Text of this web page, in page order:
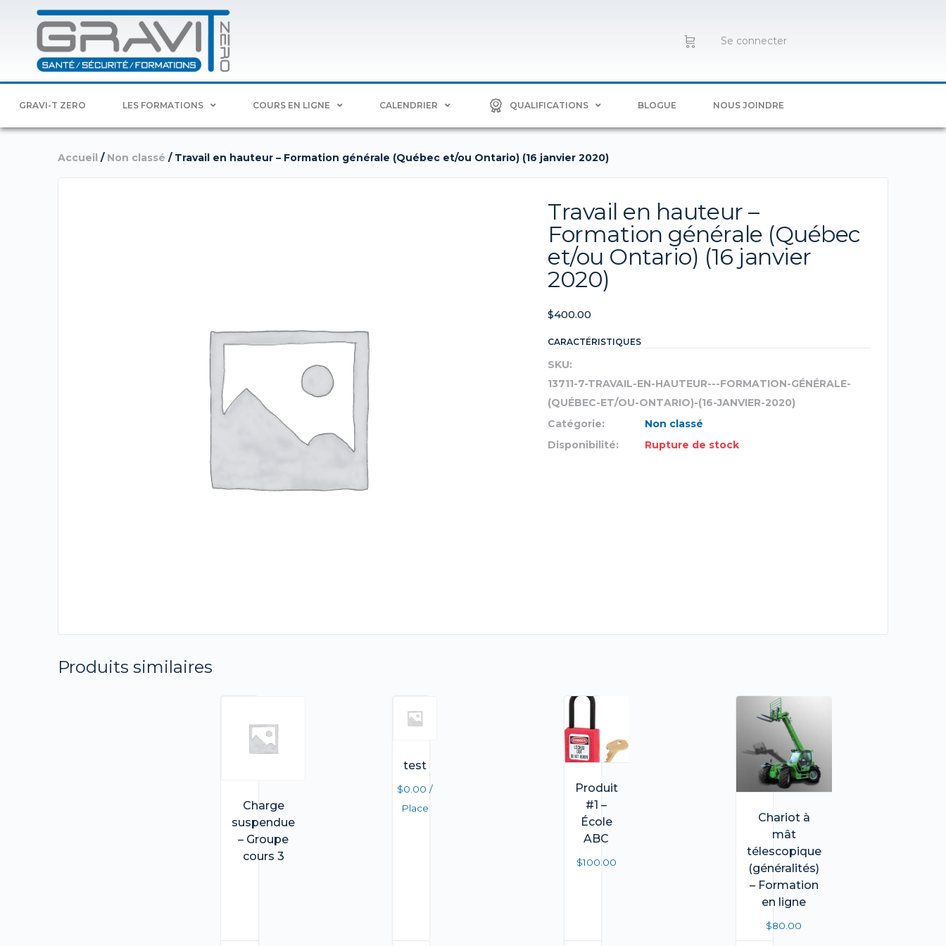
Se connecter
GRAVI-T ZERO LES FORMATIONS COURS EN LIGNE CALENDRIER QUALIFICATIONS BLOGUE NOUS JOINDRE
Accueil / Non classé / Travail en hauteur – Formation générale (Québec et/ou Ontario) (16 janvier 2020)
Travail en hauteur –
Formation générale (Québec
et/ou Ontario) (16 janvier
2020)
$400.00
CARACTÉRISTIQUES
SKU:
13711-7-TRAVAIL-EN-HAUTEUR---FORMATION-GÉNÉRALE-
(QUÉBEC-ET/OU-ONTARIO)-(16-JANVIER-2020)
Catégorie:
Non classé
Disponibilité:
Rupture de stock
Produits similaires
Charge
suspendue
– Groupe
cours 3
test
$0.00 /
Place
Produit
#1 –
École
ABC
$100.00
Chariot à
mât
télescopique
(généralités)
– Formation
en ligne
$80.00